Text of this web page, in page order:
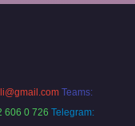
Teams:
606 0 726 Telegram: